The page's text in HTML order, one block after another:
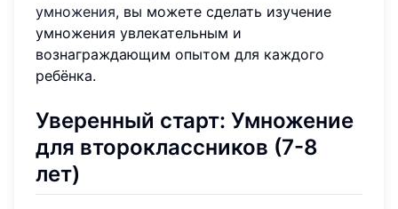
умножения, вы можете сделать изучение
умножения увлекательным и
вознаграждающим опытом для каждого
ребёнка.
Уверенный старт: Умножение
для второклассников (7-8
лет)